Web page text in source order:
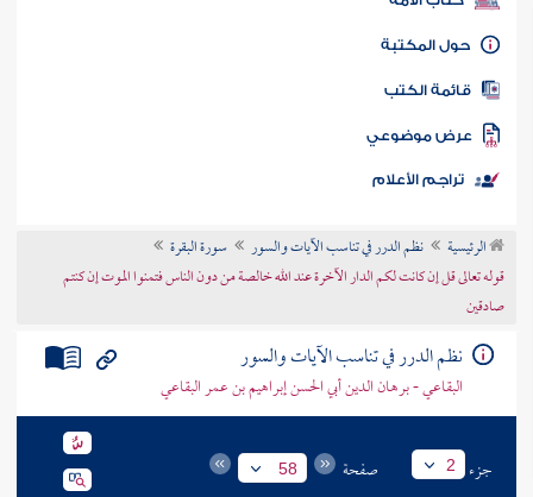
كتاب الأمة
المكتبة
الكتب
موضوعي
تراجم الأعلام
الرئيسية نظم الدرر في تناسب الآيات والسور
سورة البقرة
قوله تعالى قل إن كانت لكم الدار الآخرة عند الله خالصة من دون الناس فتمنوا الموت إن كنتم
صادقين
نظم الدرر في تناسب الآيات والسور
البقاعي - برهان الدين أبي الحسن إبراهيم بن عمر البقاعي
جزء 2 صفحة 58